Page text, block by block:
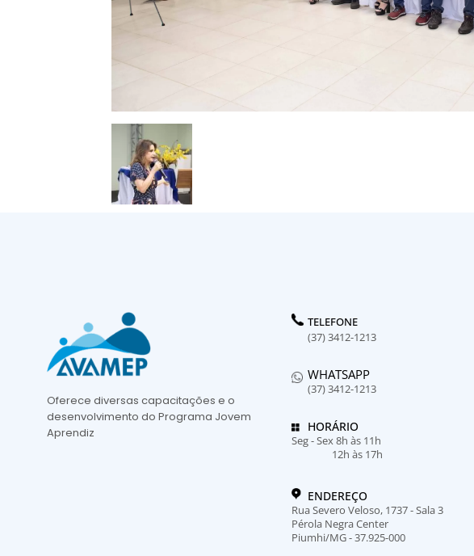
Oferece diversas capacitações e o
desenvolvimento do Programa Jovem
Aprendiz
TELEFONE
(37) 3412-1213
WHATSAPP
(37) 3412-1213
HORÁRIO
Seg - Sex 8h às 11h
12h às 17h
ENDEREÇO
Rua Severo Veloso, 1737 - Sala 3
Pérola Negra Center
Piumhi/MG - 37.925-000